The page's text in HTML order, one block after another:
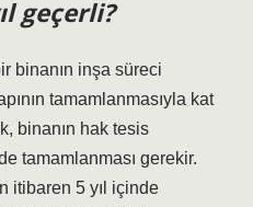
geçerli?
binanın inşa süreci
tamamlanmasıyla kat
binanın hak tesis
tamamlanması gerekir.
itibaren 5 yıl içinde